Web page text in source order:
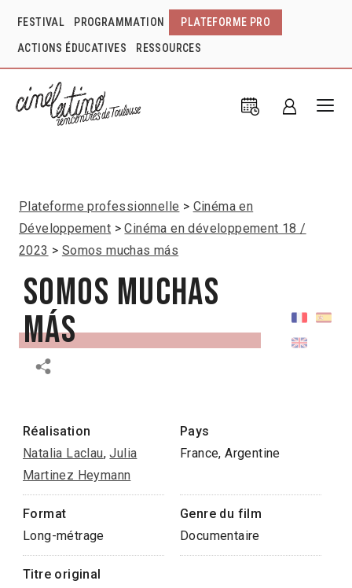
FESTIVAL PROGRAMMATION PLATEFORME PRO
ACTIONS ÉDUCATIVES RESSOURCES
Plateforme professionnelle
Cinéma en
Développement
Cinéma en développement 18 /
2023
Somos muchas más
Somos muchas
más
Réalisation
Natalia Laclau,Julia
Martinez Heymann
Pays
France, Argentine
Format
Long-métrage
Genre du film
Documentaire
Titre original